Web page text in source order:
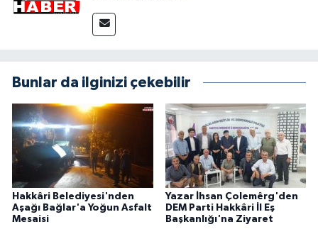
Bunlar da ilginizi çekebilir
Hakkâri Belediyesi'nden
Aşağı Bağlar'a Yoğun Asfalt
Mesaisi
Yazar İhsan Çolemêrg'den
DEM Parti Hakkâri İl Eş
Başkanlığı'na Ziyaret